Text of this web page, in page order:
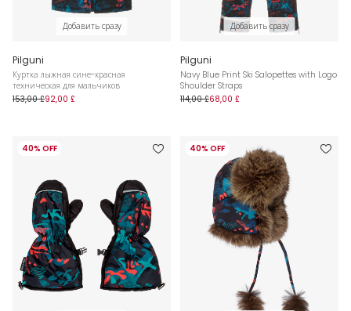
Добавить сразу
Pilguni
Куртка лыжная сине-красная
техническая для мальчиков
153,00 £92,00 £
Добавить сразу
Pilguni
Navy Blue Print Ski Salopettes with Logo
Shoulder Straps
114,00 £68,00 £
40% OFF 40% OFF